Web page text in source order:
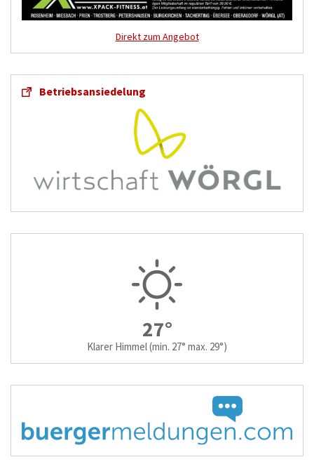
Direkt zum Angebot
Betriebsansiedelung
27°
Klarer Himmel(min. 27° max. 29°)